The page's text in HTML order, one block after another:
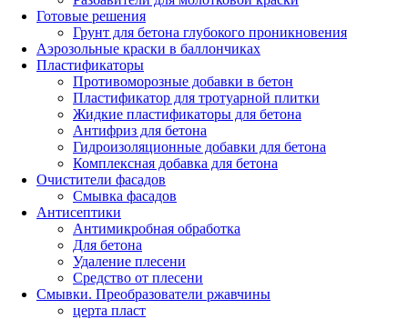
Готовые решения
Грунт для бетона глубокого проникновения
Аэрозольные краски в баллончиках
Пластификаторы
Противоморозные добавки в бетон
Пластификатор для тротуарной плитки
Жидкие пластификаторы для бетона
Антифриз для бетона
Гидроизоляционные добавки для бетона
Комплексная добавка для бетона
Очистители фасадов
Смывка фасадов
Антисептики
Антимикробная обработка
Для бетона
Удаление плесени
Средство от плесени
Смывки. Преобразователи ржавчины
церта пласт